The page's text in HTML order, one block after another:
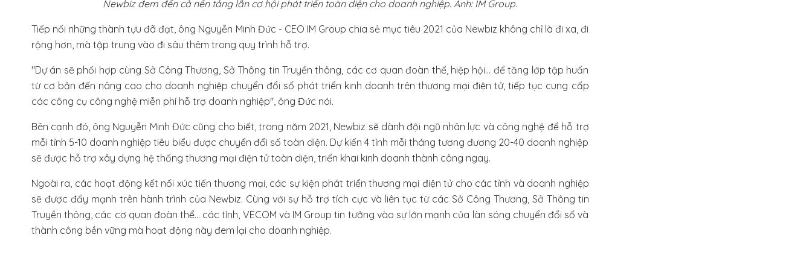
Newbiz đem đến cả nền tảng lẫn cơ hội phát triển toàn diện cho doanh nghiệp. Ảnh: IM Group.
Tiếp nối những thành tựu đã đạt, ông Nguyễn Minh Đức - CEO IM Group chia sẻ mục tiêu 2021 của Newbiz không chỉ là đi xa, đi
rộng hơn, mà tập trung vào đi sâu thêm trong quy trình hỗ trợ.
"Dự án sẽ phối hợp cùng Sở Công Thương, Sở Thông tin Truyền thông, các cơ quan đoàn thể, hiệp hội... để tăng lớp tập huấn
từ cơ bản đến nâng cao cho doanh nghiệp chuyển đổi số phát triển kinh doanh trên thương mại điện tử, tiếp tục cung cấp
các công cụ công nghệ miễn phí hỗ trợ doanh nghiệp", ông Đức nói.
Bên cạnh đó, ông Nguyễn Minh Đức cũng cho biết, trong năm 2021, Newbiz sẽ dành đội ngũ nhân lực và công nghệ để hỗ trợ
mỗi tỉnh 5-10 doanh nghiệp tiêu biểu được chuyển đổi số toàn diện. Dự kiến 4 tỉnh mỗi tháng tương đương 20-40 doanh nghiệp
sẽ được hỗ trợ xây dựng hệ thống thương mại điện tử toàn diện, triển khai kinh doanh thành công ngay.
Ngoài ra, các hoạt động kết nối xúc tiến thương mại, các sự kiện phát triển thương mại điện tử cho các tỉnh và doanh nghiệp
sẽ được đẩy mạnh trên hành trình của Newbiz. Cùng với sự hỗ trợ tích cực và liên tục từ các Sở Công Thương, Sở Thông tin
Truyền thông, các cơ quan đoàn thể... các tỉnh, VECOM và IM Group tin tưởng vào sự lớn mạnh của làn sóng chuyển đổi số và
thành công bền vững mà hoạt động này đem lại cho doanh nghiệp.